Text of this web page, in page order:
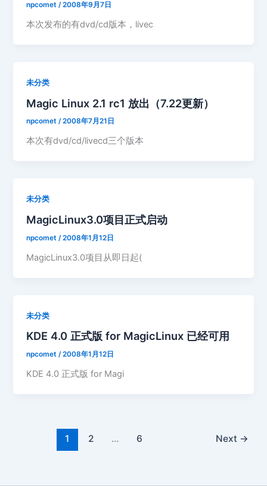
npcomet/2008年9月7日
本次发布的有dvd/cd版本，livec
未分类
Magic Linux 2.1 rc1 放出（7.22更新）
npcomet/2008年7月21日
本次有dvd/cd/livecd三个版本
未分类
MagicLinux3.0项目正式启动
npcomet/2008年1月12日
MagicLinux3.0项目从即日起(
未分类
KDE 4.0 正式版 for MagicLinux 已经可用
npcomet/2008年1月12日
KDE 4.0 正式版 for Magi
1 2 … 6 Next →